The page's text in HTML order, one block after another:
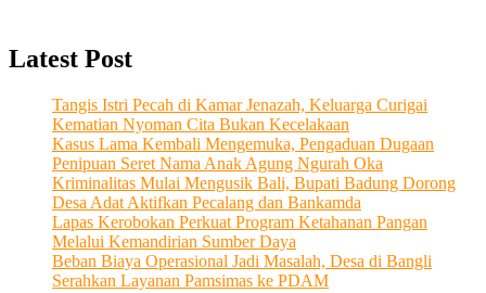
Latest Post
Tangis Istri Pecah di Kamar Jenazah, Keluarga Curigai
Kematian Nyoman Cita Bukan Kecelakaan
Kasus Lama Kembali Mengemuka, Pengaduan Dugaan
Penipuan Seret Nama Anak Agung Ngurah Oka
Kriminalitas Mulai Mengusik Bali, Bupati Badung Dorong
Desa Adat Aktifkan Pecalang dan Bankamda
Lapas Kerobokan Perkuat Program Ketahanan Pangan
Melalui Kemandirian Sumber Daya
Beban Biaya Operasional Jadi Masalah, Desa di Bangli
Serahkan Layanan Pamsimas ke PDAM